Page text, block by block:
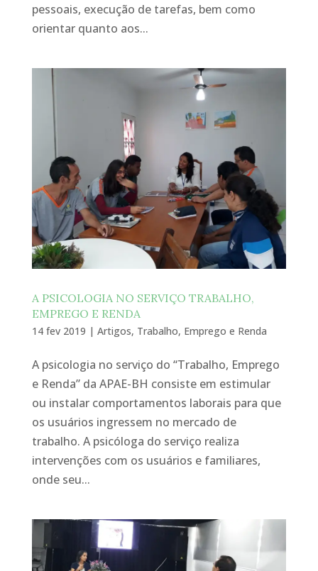
pessoais, execução de tarefas, bem como
orientar quanto aos...
A PSICOLOGIA NO SERVIÇO TRABALHO,
EMPREGO E RENDA
14 fev 2019 | Artigos, Trabalho, Emprego e Renda
A psicologia no serviço do “Trabalho, Emprego
e Renda” da APAE-BH consiste em estimular
ou instalar comportamentos laborais para que
os usuários ingressem no mercado de
trabalho. A psicóloga do serviço realiza
intervenções com os usuários e familiares,
onde seu...